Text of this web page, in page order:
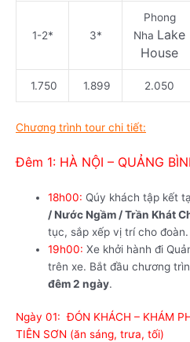
1-2* 3*
Phong
Nha Lake
House
1.750 1.899 2.050
Chương trình tour chi tiết:
Đêm 1: HÀ NỘI – QUẢNG
18h00: Qúy khách tập kết
/ Nước Ngầm / Trần Khát
tục, sắp xếp vị trí cho đoàn.
19h00: Xe khởi hành đi
trên xe. Bắt đầu chương
đêm 2 ngày.
Ngày 01: ĐÓN KHÁCH – KHÁM
TIÊN SƠN (ăn sáng, trưa, tối)